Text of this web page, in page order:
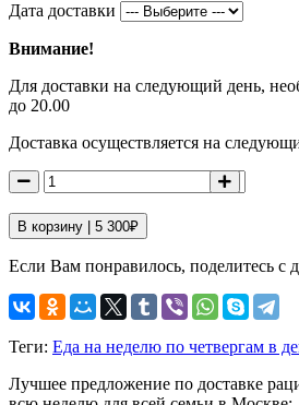
Дата доставки
Внимание!
Для доставки на следующий день,
до 20.00
Доставка осуществляется на
В корзину | 5 300₽
Если Вам понравилось, поделитесь с
Теги: Еда на неделю по четвергам в
Лучшее предложение по доставке